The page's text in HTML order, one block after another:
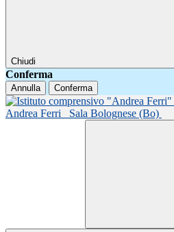
Chiudi
Conferma
Annulla Conferma
Andrea Ferri
Sala Bolognese (Bo)